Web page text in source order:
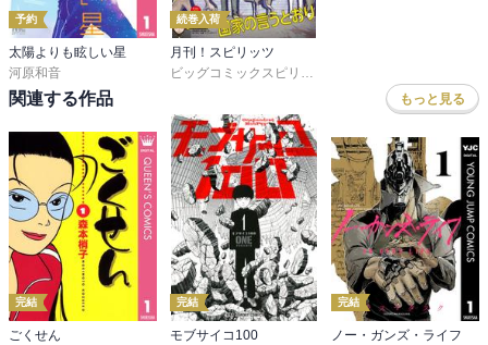
予約
太陽よりも眩しい星
河原和音
続巻入荷
月刊！スピリッツ
関連する作品 もっと見る
完結
ごくせん
完結
モブサイコ100
完結
ノー・ガンズ・ライフ